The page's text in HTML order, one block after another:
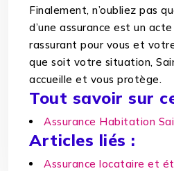
Finalement, n’oubliez pas
d’une assurance est un
rassurant pour vous et
que soit votre situation,
accueille et vous protège.
Tout savoir sur
Assurance Habitation
Articles liés :
Assurance locataire et